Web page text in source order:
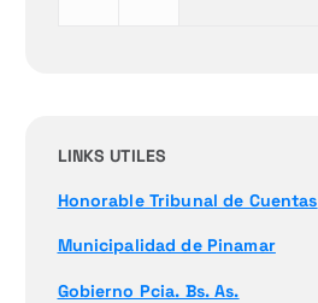
LINKS UTILES
Honorable Tribunal de Cuentas
Municipalidad de Pinamar
Gobierno Pcia. Bs. As.